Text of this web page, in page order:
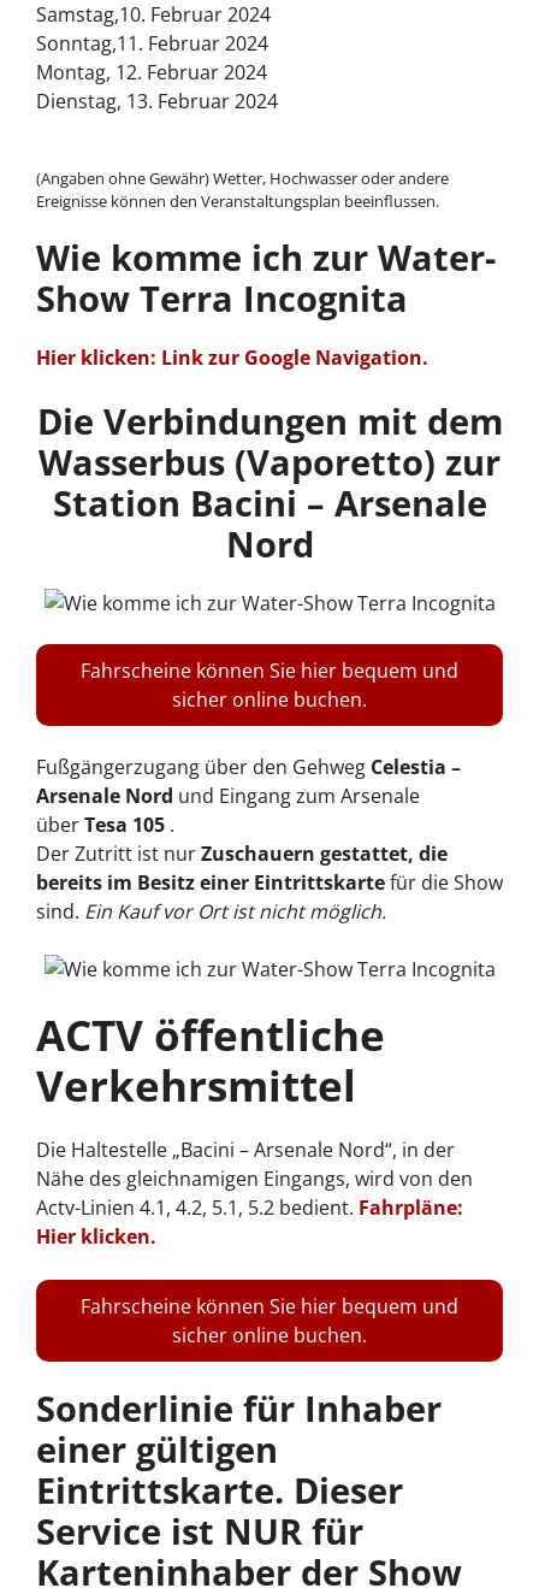
Samstag,10. Februar 2024
Sonntag,11. Februar 2024
Montag, 12. Februar 2024
Dienstag, 13. Februar 2024
(Angaben ohne Gewähr) Wetter, Hochwasser oder andere
Ereignisse können den Veranstaltungsplan beeinflussen.
Wie komme ich zur Water-
Show Terra Incognita
Hier klicken: Link zur Google Navigation.
Die Verbindungen mit dem
Wasserbus (Vaporetto) zur
Station Bacini – Arsenale
Nord
Fahrscheine können Sie hier bequem und
sicher online buchen.
Fußgängerzugang über den Gehweg Celestia –
Arsenale Nord und Eingang zum Arsenale
überTesa 105 .
Der Zutritt ist nurZuschauern gestattet, die
bereits im Besitz einer Eintrittskartefür die Show
sind. Ein Kauf vor Ort ist nicht möglich.
ACTV öffentliche
Verkehrsmittel
Die Haltestelle „Bacini – Arsenale Nord“, in der
Nähe des gleichnamigen Eingangs, wird von den
Actv-Linien 4.1, 4.2, 5.1, 5.2 bedient. Fahrpläne:
Hier klicken.
Fahrscheine können Sie hier bequem und
sicher online buchen.
Sonderlinie für Inhaber
einer gültigen
Eintrittskarte. Dieser
Service ist NUR für
Karteninhaber der Show